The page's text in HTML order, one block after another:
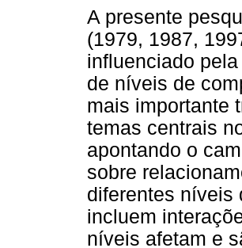
A presente
(1979, 1987,
influenciado
de níveis de
mais importante
temas centrais
apontando o
sobre
diferentes níveis
incluem
níveis afetam e